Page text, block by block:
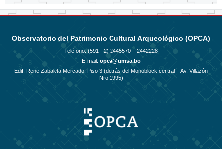
Observatorio del Patrimonio Cultural Arqueológico (OPCA)
Teléfono: (591 - 2) 2445570 – 2442228
E-mail: opca@umsa.bo
Edif. Rene Zabaleta Mercado, Piso 3 (detrás del Monoblock central – Av. Villazón
Nro.1995)